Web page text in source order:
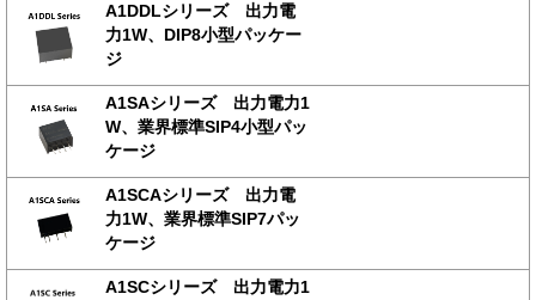
A1DDLシリーズ 出力電
力1W、DIP8小型パッケー
ジ
A1SAシリーズ 出力電力1
W、業界標準SIP4小型パッ
ケージ
A1SCAシリーズ 出力電
力1W、業界標準SIP7パッ
ケージ
A1SCシリーズ 出力電力1